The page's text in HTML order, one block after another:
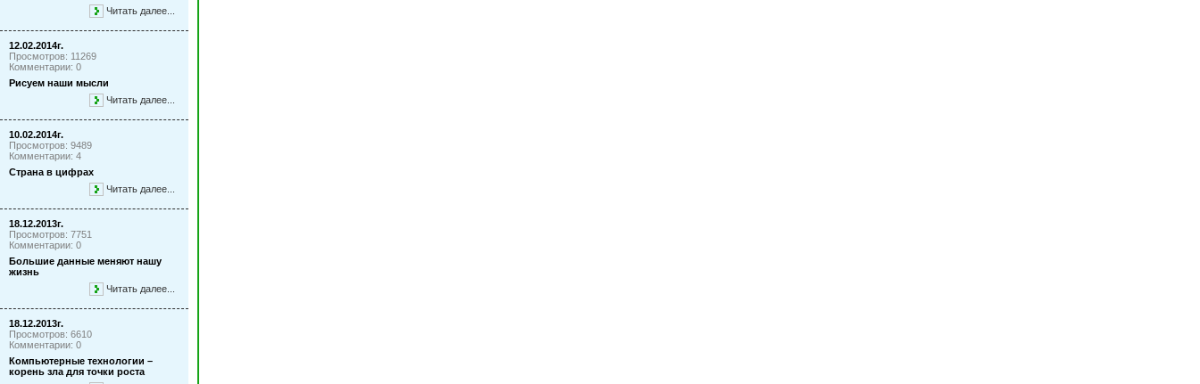
Читать далее...
12.02.2014г.
Просмотров: 11269
Комментарии: 0
Рисуем наши мысли
Читать далее...
10.02.2014г.
Просмотров: 9489
Комментарии: 4
Страна в цифрах
Читать далее...
18.12.2013г.
Просмотров: 7751
Комментарии: 0
Большие данные меняют нашу
жизнь
Читать далее...
18.12.2013г.
Просмотров: 6610
Комментарии: 0
Компьютерные технологии –
корень зла для точки роста